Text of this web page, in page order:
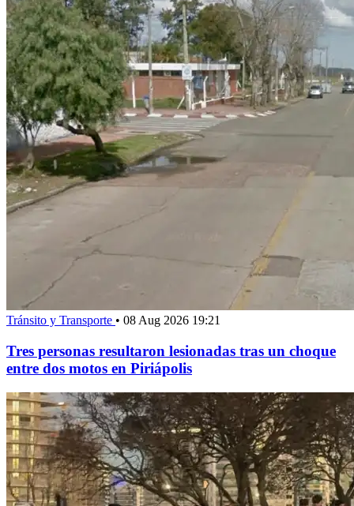
Tránsito y Transporte • 08 Aug 2026 19:21
Tres personas resultaron lesionadas tras un choque
entre dos motos en Piriápolis